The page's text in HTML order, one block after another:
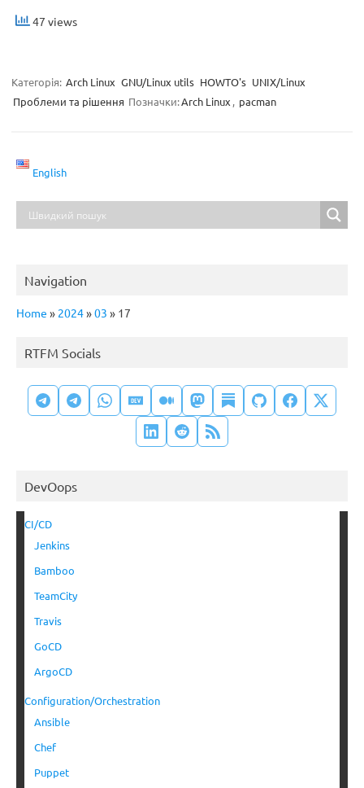
47 views
Категорія: Arch Linux GNU/Linux utils HOWTO's UNIX/Linux
Проблеми та рішення Позначки:Arch Linux , pacman
English
Navigation
Home » 2024»03 » 17
RTFM Socials
DevOops
CI/CD
Jenkins
Bamboo
TeamCity
Travis
GoCD
ArgoCD
Configuration/Orchestration
Ansible
Chef
Puppet